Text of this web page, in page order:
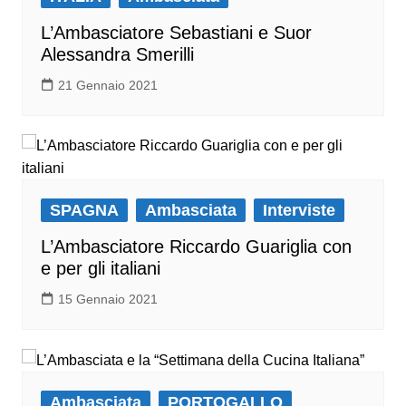
L’Ambasciatore Sebastiani e Suor
Alessandra Smerilli
21 Gennaio 2021
SPAGNA Ambasciata Interviste
L’Ambasciatore Riccardo Guariglia con
e per gli italiani
15 Gennaio 2021